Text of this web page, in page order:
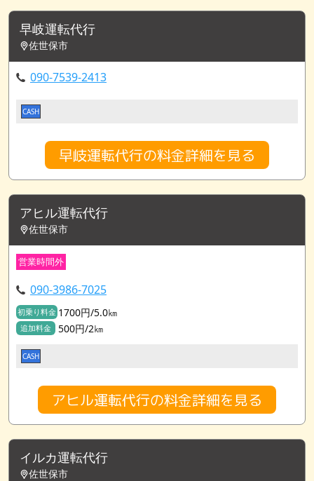
早岐運転代行
佐世保市
090-7539-2413
CASH
早岐運転代行の料金詳細を見る
アヒル運転代行
佐世保市
営業時間外
090-3986-7025
初乗り料金 1700円/5.0㎞
追加料金 500円/2㎞
CASH
アヒル運転代行の料金詳細を見る
イルカ運転代行
佐世保市